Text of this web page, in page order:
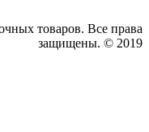
товаров. Все права
защищены. © 2019